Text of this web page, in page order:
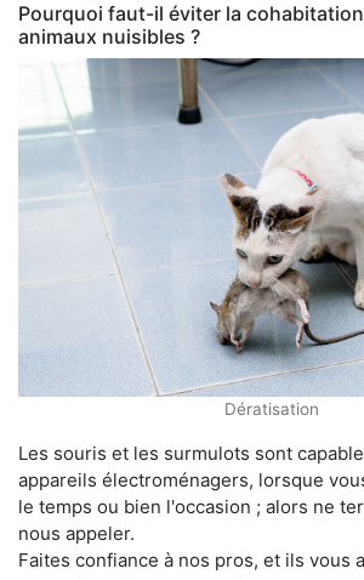
Pourquoi faut-il éviter la
animaux nuisibles ?
Dératisation
Les souris et les surmulots sont
appareils électroménagers, lorsque
le temps ou bien l'occasion ; alors ne
nous appeler.
Faites confiance à nos pros, et ils vous